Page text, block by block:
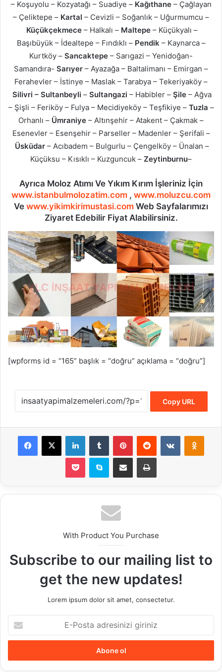
– Koşuyolu – Kozyatağı – Suadiye – Kağıthane– Çağlayan
– Çeliktepe – Kartal – Cevizli – Soğanlık – Uğurmumcu –
Küçükçekmece – Halkalı – Maltepe – Küçükyalı –
Başıbüyük – İdealtepe – Fındıklı – Pendik – Kaynarca –
Kurtköy – Sancaktepe – Sarıgazi – Yenidoğan-
Samandıra- Sarıyer – Ayazağa – Baltalimanı – Emirgan –
Ferahevler – İstinye – Maslak – Tarabya – Tekeriyaköy –
Silivri – Sultanbeyli – Sultangazi – Habibler – Şile – Ağva
– Şişli – Feriköy – Fulya – Mecidiyeköy – Teşfikiye – Tuzla –
Orhanlı – Ümraniye – Altınşehir – Atakent – Çakmak –
Esenevler – Esenşehir – Parseller – Madenler – Şerifali –
Üsküdar – Acıbadem – Bulgurlu – Çengelköy – Ünalan –
Küçüksu – Kısıklı – Kuzguncuk – Zeytinburnu–
Ayrıca Moloz Atımı Ve Yıkım Kırım İşleriniz İçin
www.istanbulmolozatim.com , www.moluzcu.com
Ve www.yikimkirimustasi.com Web Sayfalarımızı
Ziyaret Edebilir Fiyat Alabilirsiniz.
[wpforms id = “165” başlık = “doğru” açıklama = “doğru”]
Copy URL
Facebook
X LinkedInTumblr PinterestReddit VKontakte
Pocket Skype E-Posta ile paylaş Yazdır
With Product You Purchase
Subscribe to our mailing list to
get the new updates!
Lorem ipsum dolor sit amet, consectetur.
E-
Posta
adresinizi